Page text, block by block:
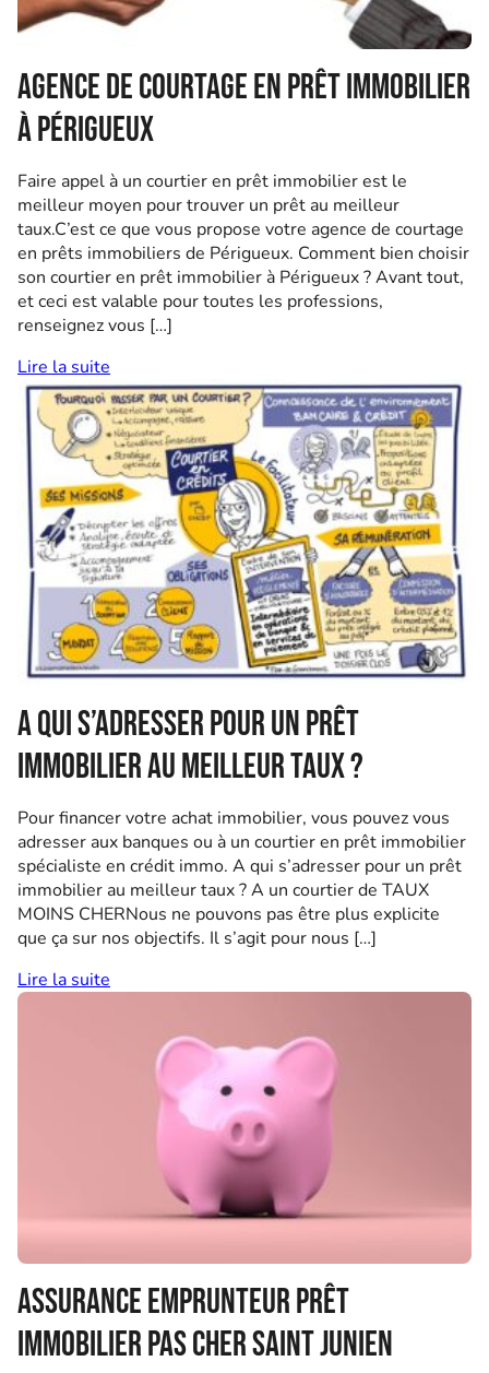
Agence de courtage en prêt immobilier
à Périgueux
Faire appel à un courtier en prêt immobilier est le
meilleur moyen pour trouver un prêt au meilleur
taux.C’est ce que vous propose votre agence de courtage
en prêts immobiliers de Périgueux. Comment bien choisir
son courtier en prêt immobilier à Périgueux ? Avant tout,
et ceci est valable pour toutes les professions,
renseignez vous […]
Lire la suite
A qui s’adresser pour un prêt
immobilier au meilleur taux ?
Pour financer votre achat immobilier, vous pouvez vous
adresser aux banques ou à un courtier en prêt immobilier
spécialiste en crédit immo. A qui s’adresser pour un prêt
immobilier au meilleur taux ? A un courtier de TAUX
MOINS CHERNous ne pouvons pas être plus explicite
que ça sur nos objectifs. Il s’agit pour nous […]
Lire la suite
Assurance emprunteur prêt
immobilier pas cher Saint Junien